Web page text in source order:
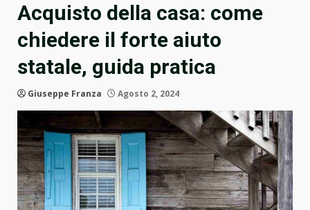
Acquisto della casa: come
chiedere il forte aiuto
statale, guida pratica
Giuseppe Franza Agosto 2, 2024